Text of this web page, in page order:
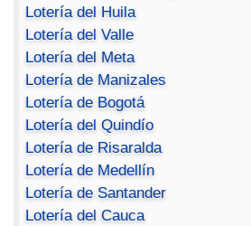
Lotería del Huila
Lotería del Valle
Lotería del Meta
Lotería de Manizales
Lotería de Bogotá
Lotería del Quindío
Lotería de Risaralda
Lotería de Medellín
Lotería de Santander
Lotería del Cauca